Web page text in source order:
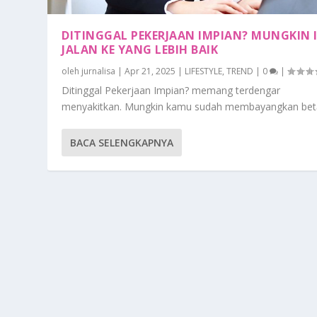
DITINGGAL PEKERJAAN IMPIAN? MUNGKIN
JALAN KE YANG LEBIH BAIK
oleh jurnalisa |Apr 21, 2025 | LIFESTYLE,TREND | 0 |
Ditinggal Pekerjaan Impian? memang terdengar
menyakitkan. Mungkin kamu sudah membayangkan
BACA SELENGKAPNYA